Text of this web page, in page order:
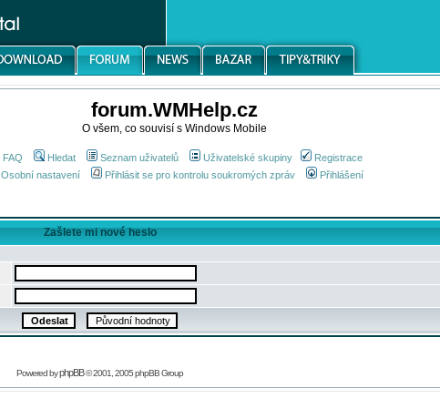
forum.WMHelp.cz
O všem, co souvisí s Windows Mobile
FAQ Hledat Seznam uživatelů Uživatelské skupiny
Registrace
Osobní nastavení
Přihlásit se pro kontrolu soukromých zpráv Přihlášení
Zašlete mi nové heslo
Powered byphpBB© 2001, 2005 phpBB Group